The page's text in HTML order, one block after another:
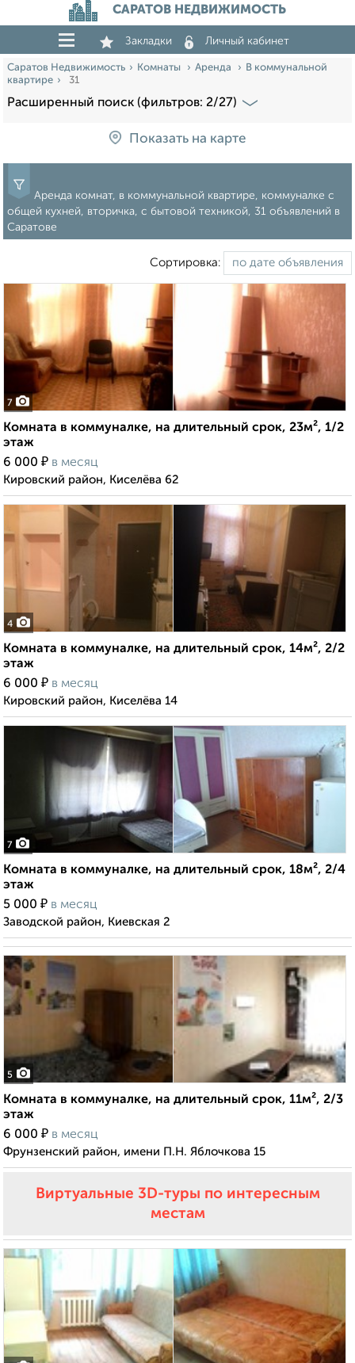
САРАТОВ НЕДВИЖИМОСТЬ
Закладки Личный кабинет
Саратов Недвижимость Комнаты Аренда
В коммунальной
квартире
31
Расширенный поиск (фильтров: 2/27)
Показать на карте
Аренда комнат, в коммунальной квартире, коммуналке с
общей кухней, вторичка, с бытовой техникой, 31 объявлений в
Саратове
Сортировка:
7
Комната в коммуналке, на длительный срок, 23м², 1/2
этаж
6 000 ₽ в месяц
Кировский район, Киселёва 62
4
Комната в коммуналке, на длительный срок, 14м², 2/2
этаж
6 000 ₽ в месяц
Кировский район, Киселёва 14
7
Комната в коммуналке, на длительный срок, 18м², 2/4
этаж
5 000 ₽ в месяц
Заводской район, Киевская 2
5
Комната в коммуналке, на длительный срок, 11м², 2/3
этаж
6 000 ₽ в месяц
Фрунзенский район, имени П.Н. Яблочкова 15
Виртуальные 3D-туры по интересным
местам